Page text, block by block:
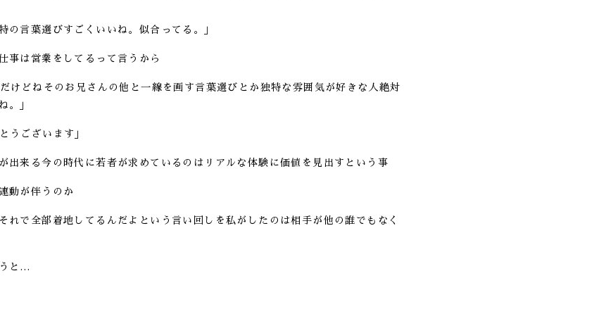
の言葉選びすごくいいね。似合ってる。」
事は営業をしてるって言うから
けどねそのお兄さんの他と一線を画す言葉選びとか独特な雰囲気が好きな人絶対
。」
うございます」
出来る今の時代に若者が求めているのはリアルな体験に価値を見出すという事
動が伴うのか
れで全部着地してるんだよという言い回しを私がしたのは相手が他の誰でもなく
と…